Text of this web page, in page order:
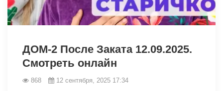
ДОМ-2 После Заката 12.09.2025.
Смотреть онлайн
868 12 сентября, 2025 17:34